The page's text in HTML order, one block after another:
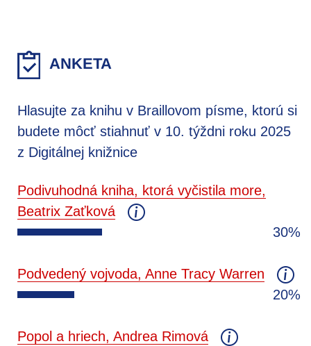
ANKETA
Hlasujte za knihu v Braillovom písme, ktorú si
budete môcť stiahnuť v 10. týždni roku 2025
z Digitálnej knižnice
Podivuhodná kniha, ktorá vyčistila more,
Beatrix Zaťková
30%
Podvedený vojvoda, Anne Tracy Warren
20%
Popol a hriech, Andrea Rimová